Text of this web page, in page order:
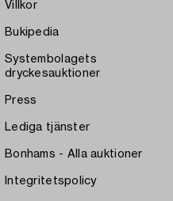
Villkor
Bukipedia
Systembolagets
dryckesauktioner
Press
Lediga tjänster
Bonhams - Alla auktioner
Integritetspolicy